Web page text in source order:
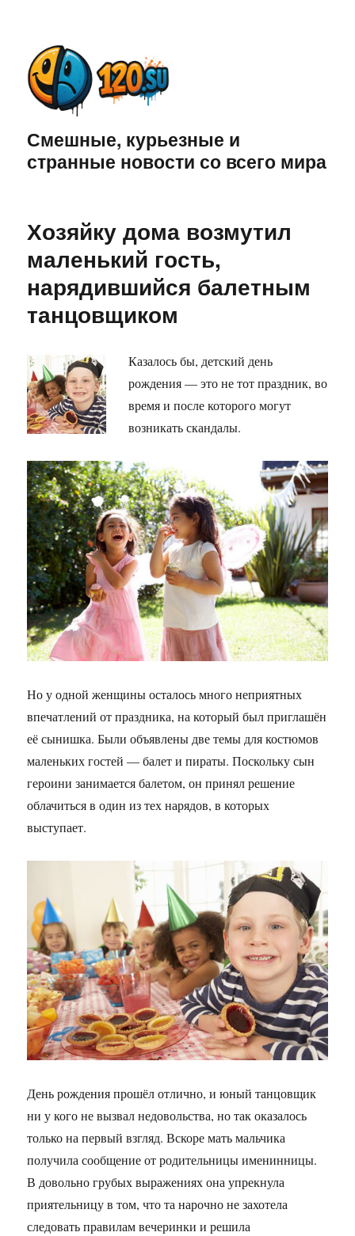
Смешные, курьезные и
странные новости со всего мира
Хозяйку дома возмутил
маленький гость,
нарядившийся балетным
танцовщиком
Казалось бы, детский день
рождения — это не тот праздник, во
время и после которого могут
возникать скандалы.
Но у одной женщины осталось много неприятных
впечатлений от праздника, на который был приглашён
её сынишка. Были объявлены две темы для костюмов
маленьких гостей — балет и пираты. Поскольку сын
героини занимается балетом, он принял решение
облачиться в один из тех нарядов, в которых
выступает.
День рождения прошёл отлично, и юный танцовщик
ни у кого не вызвал недовольства, но так оказалось
только на первый взгляд. Вскоре мать мальчика
получила сообщение от родительницы именинницы.
В довольно грубых выражениях она упрекнула
приятельницу в том, что та нарочно не захотела
следовать правилам вечеринки и решила